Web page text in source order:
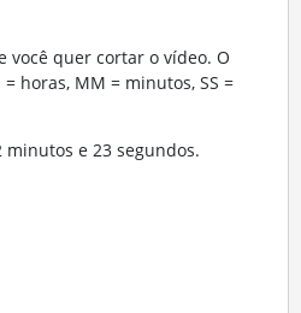
você quer cortar o vídeo. O
horas, MM = minutos, SS =
minutos e 23 segundos.